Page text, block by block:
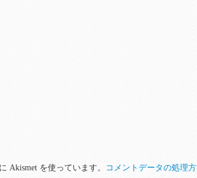
Akismet を使っています。 コメントデータの処理